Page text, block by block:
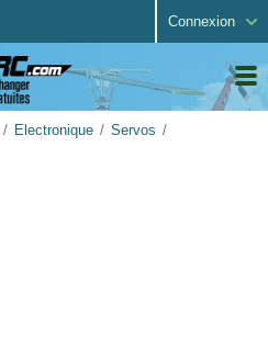
Connexion
Electronique
Servos